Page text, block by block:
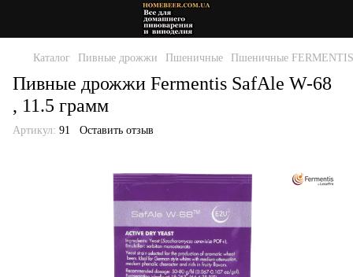
Каталог Пивные дрожжи Пшеничные Пшеничные FERMENTIS
Пивные дрожжи Fermentis SafAle W-68
, 11.5 грамм
Артикул: 91 Оставить отзыв